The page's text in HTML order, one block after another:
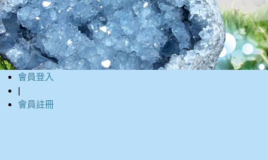
會員登入
|
會員註冊